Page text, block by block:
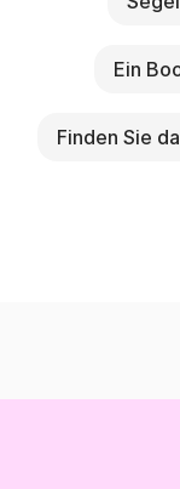
Ein
Finden Sie